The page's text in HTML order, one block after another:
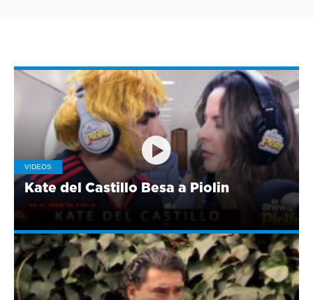
VIDEOS
Kate del Castillo Besa a Piolin